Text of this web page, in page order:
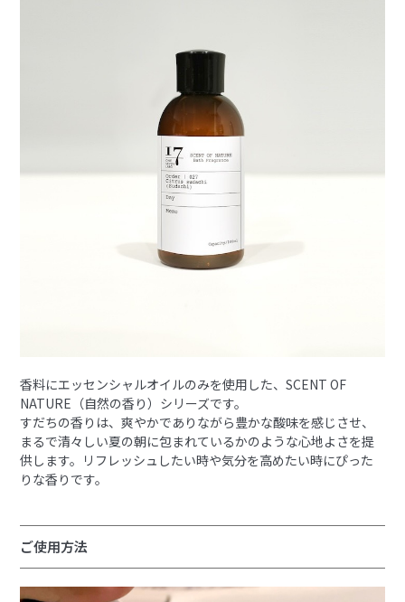
香料にエッセンシャルオイルのみを使用した、SCENT OF
NATURE（自然の香り）シリーズです。
すだちの香りは、爽やかでありながら豊かな酸味を感じさせ、
まるで清々しい夏の朝に包まれているかのような心地よさを提
供します。リフレッシュしたい時や気分を高めたい時にぴった
りな香りです。
ご使用方法